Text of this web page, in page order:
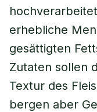
erhebliche
gesättigten
Zutaten sollen
Textur des
bergen aber